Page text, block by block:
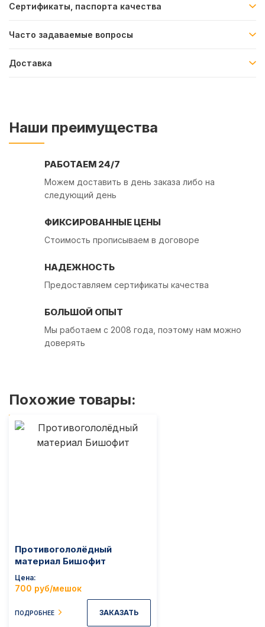
Сертификаты, паспорта качества
Часто задаваемые вопросы
Доставка
Наши преимущества
РАБОТАЕМ 24/7
Можем доставить в день заказа либо на
следующий день
ФИКСИРОВАННЫЕ ЦЕНЫ
Стоимость прописываем в договоре
НАДЕЖНОСТЬ
Предоставляем сертификаты качества
БОЛЬШОЙ ОПЫТ
Мы работаем с 2008 года, поэтому нам можно
доверять
Похожие товары:
Противогололёдный
материал Бишофит
Цена
700 руб/мешок
ПОДРОБНЕЕ ЗАКАЗАТЬ